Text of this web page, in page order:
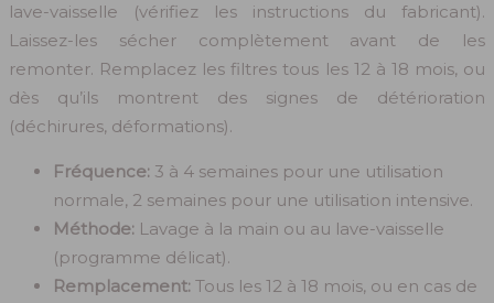
lave-vaisselle (vérifiez les instructions du fabricant).
Laissez-les sécher complètement avant de les
remonter. Remplacez les filtres tous les 12 à 18 mois, ou
dès qu’ils montrent des signes de détérioration
(déchirures, déformations).
Fréquence: 3 à 4 semaines pour une utilisation
normale, 2 semaines pour une utilisation intensive.
Méthode: Lavage à la main ou au lave-vaisselle
(programme délicat).
Remplacement: Tous les 12 à 18 mois, ou en cas de